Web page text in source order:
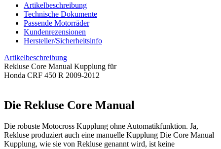
Artikelbeschreibung
Technische Dokumente
Passende Motorräder
Kundenrezensionen
Hersteller/Sicherheitsinfo
Artikelbeschreibung
Rekluse Core Manual Kupplung für
Honda CRF 450 R 2009-2012
Die Rekluse Core Manual
Die robuste Motocross Kupplung ohne Automatikfunktion. Ja,
Rekluse produziert auch eine manuelle Kupplung Die Core Manual
Kupplung, wie sie von Rekluse genannt wird, ist keine